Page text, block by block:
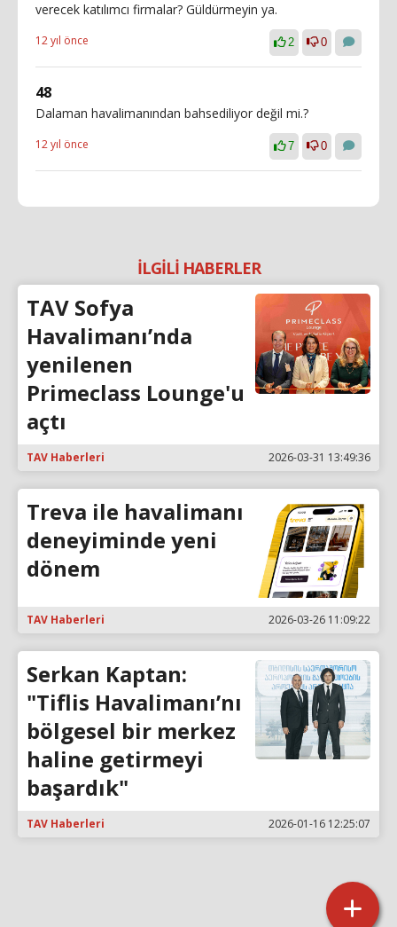
verecek katılımcı firmalar? Güldürmeyin ya.
12 yıl önce 2 0
48
Dalaman havalimanından bahsediliyor değil mi.?
12 yıl önce 7 0
İLGİLİ HABERLER
TAV Sofya
Havalimanı’nda
yenilenen
Primeclass Lounge'u
açtı
TAV Haberleri 2026-03-31 13:49:36
Treva ile havalimanı
deneyiminde yeni
dönem
TAV Haberleri 2026-03-26 11:09:22
Serkan Kaptan:
"Tiflis Havalimanı’nı
bölgesel bir merkez
haline getirmeyi
başardık"
TAV Haberleri 2026-01-16 12:25:07